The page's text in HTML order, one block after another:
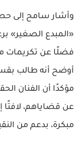
وأشار سامح إلى
«المبدع الصغير»
فضلًا عن تكريمات
أوضح أنه طالب
مؤكدًا أن الفنان
عن قضاياهم،
مبكرة، بدعم من